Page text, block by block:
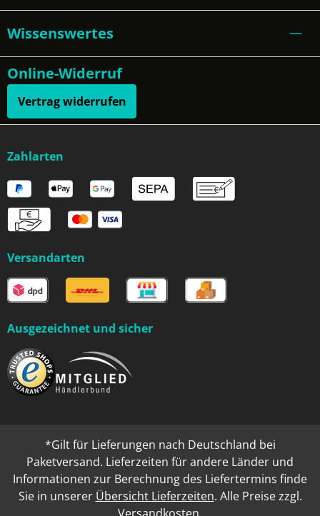
Wissenswertes
Online-Widerruf
Vertrag widerrufen
Zahlarten
Versandarten
Ausgezeichnet und sicher
*Gilt für Lieferungen nach Deutschland bei
Paketversand. Lieferzeiten für andere Länder und
Informationen zur Berechnung des Liefertermins finde
Sie in unserer Übersicht Lieferzeiten. Alle Preise zzgl.